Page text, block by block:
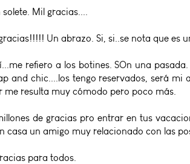
Mil gracias....
Un abrazo. Si, si..se nota que es
refiero a los botines. SOn una
and chic....los tengo reservados, será
me resulta muy cómodo pero poco más.
de gracias pro entrar en tus
casa un amigo muy relacionado con las
para todos.